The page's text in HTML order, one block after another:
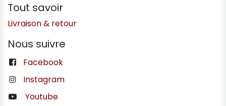
Tout savoir
Livraison & retour
Nous suivre
Facebook
Instagram
Youtube